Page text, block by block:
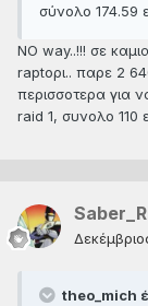
σύνολο 174.59
NO way..!!! σε
raptoρι.. παρε 2
περισσοτερα για
raid 1, συνολο 110
theo_mich